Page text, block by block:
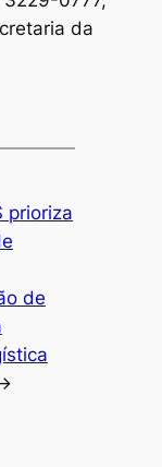
da
prioriza
de